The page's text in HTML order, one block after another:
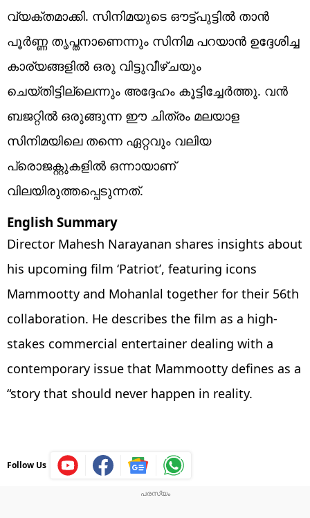
വ്യക്തമാക്കി. സിനിമയുടെ ഔട്ട്പുട്ടിൽ താൻ
പൂർണ്ണ തൃപ്തനാണെന്നും സിനിമ പറയാൻ ഉദ്ദേശിച്ച
കാര്യങ്ങളിൽ ഒരു വിട്ടുവീഴ്ചയും
ചെയ്തിട്ടില്ലെന്നും അദ്ദേഹം കൂട്ടിച്ചേർത്തു. വൻ
ബജറ്റിൽ ഒരുങ്ങുന്ന ഈ ചിത്രം മലയാള
സിനിമയിലെ തന്നെ ഏറ്റവും വലിയ
പ്രൊജക്റ്റുകളിൽ ഒന്നായാണ്
വിലയിരുത്തപ്പെടുന്നത്.
English Summary
Director Mahesh Narayanan shares insights about
his upcoming film ‘Patriot’, featuring icons
Mammootty and Mohanlal together for their 56th
collaboration. He describes the film as a high-
stakes commercial entertainer dealing with a
contemporary issue that Mammootty defines as a
“story that should never happen in reality.
Follow Us